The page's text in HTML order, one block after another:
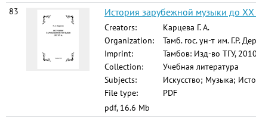
83
История зарубежной музыки до ХХ
Creators:
Карцева Г. А.
Organization:
Тамб. гос. ун-т им. Г.Р.
Imprint:
Тамбов: Изд-во ТГУ, 2010
Collection:
Учебная литература
Subjects:
Искусство; Музыка;
File type:
PDF
pdf, 16.6 Mb